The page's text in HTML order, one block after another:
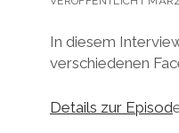
In diesem
verschiedenen
Details zur Episod